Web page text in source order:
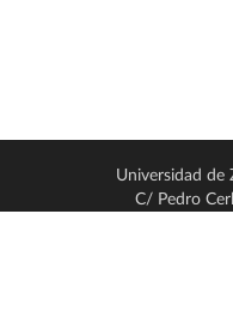
Universidad de
C/ Pedro